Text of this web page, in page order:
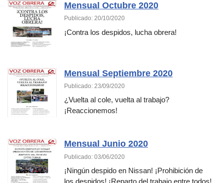
Mensual Octubre 2020
Publicado: 20/10/2020
¡Contra los despidos, lucha obrera!
Mensual Septiembre 2020
Publicado: 23/09/2020
¿Vuelta al cole, vuelta al trabajo?
¡Reaccionemos!
Mensual Junio 2020
Publicado: 03/06/2020
¡Ningún despido en Nissan! ¡Prohibición de
los despidos! ¡Reparto del trabajo entre todos!